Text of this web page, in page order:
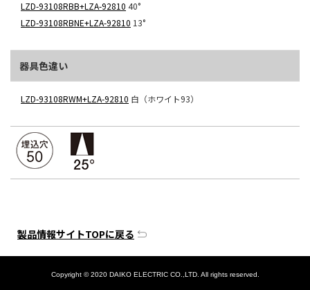
LZD-93108RBB+LZA-92810 40°
LZD-93108RBNE+LZA-92810 13°
器具色違い
LZD-93108RWM+LZA-92810 白（ホワイト93）
製品情報サイトTOPに戻る
Copyright © 2020 DAIKO ELECTRIC CO.,LTD. All rights reserved.